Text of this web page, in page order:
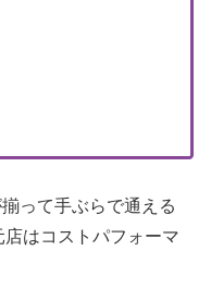
って手ぶらで通える
はコストパフォーマ